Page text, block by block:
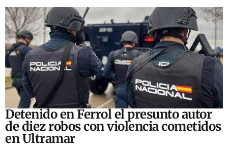
Detenido en Ferrol el presunto autor
de diez robos con violencia cometidos
en Ultramar